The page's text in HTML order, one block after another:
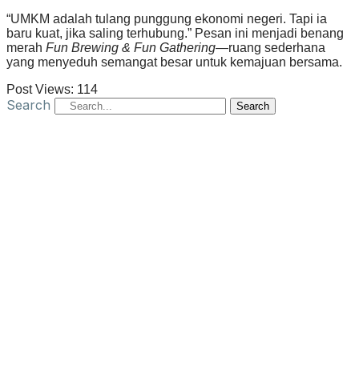
“UMKM adalah tulang punggung ekonomi negeri. Tapi ia
baru kuat, jika saling terhubung.” Pesan ini menjadi benang
merah Fun Brewing & Fun Gathering—ruang sederhana
yang menyeduh semangat besar untuk kemajuan bersama.
Post Views: 114
Search Search